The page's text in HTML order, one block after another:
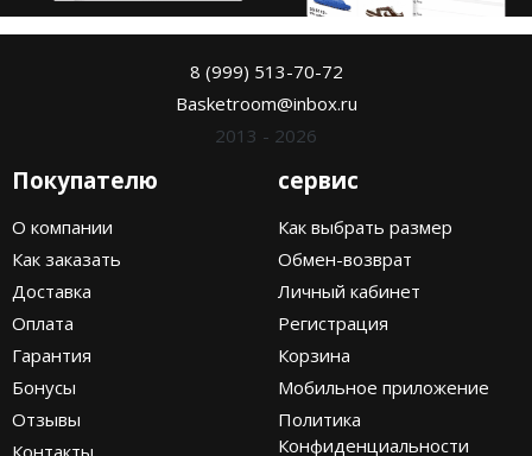
8 (999) 513-70-72
Basketroom@inbox.ru
2013 - 2026
Покупателю
О компании
Как заказать
Доставка
Оплата
Гарантия
Бонусы
Отзывы
сервис
Как выбрать размер
Обмен-возврат
Личный кабинет
Регистрация
Корзина
Мобильное приложение
Политика
Конфиденциальности